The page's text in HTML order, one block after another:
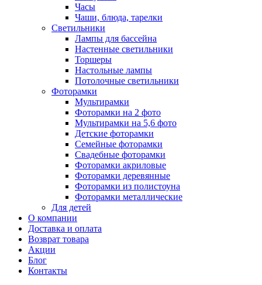
Часы
Чаши, блюда, тарелки
Светильники
Лампы для бассейна
Настенные светильники
Торшеры
Настольные лампы
Потолочные светильники
Фоторамки
Мультирамки
Фоторамки на 2 фото
Мультирамки на 5,6 фото
Детские фоторамки
Семейные фоторамки
Свадебные фоторамки
Фоторамки акриловые
Фоторамки деревянные
Фоторамки из полистоуна
Фоторамки металлические
Для детей
О компании
Доставка и оплата
Возврат товара
Акции
Блог
Контакты